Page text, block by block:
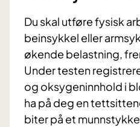
Du skal utføre fysisk
beinsykkel eller
økende belastning,
Under testen
og oksygeninnhold i
ha på deg en
biter på et